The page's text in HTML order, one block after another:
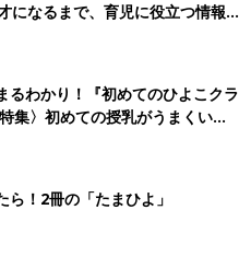
んでした。
のことを知られるのが怖くて、
収まっていた強迫性障害の症状
。転げ落ちるように強迫の沼に
（福原さん）
られなくなり、遅刻や
なるまで、育児に役立つ情報が
るわかり！『初めてのひよこクラ
集〉初めての授乳がうまくい
クの基本と夏のトラブル 解決テ
ら！2冊の「たまひよ」